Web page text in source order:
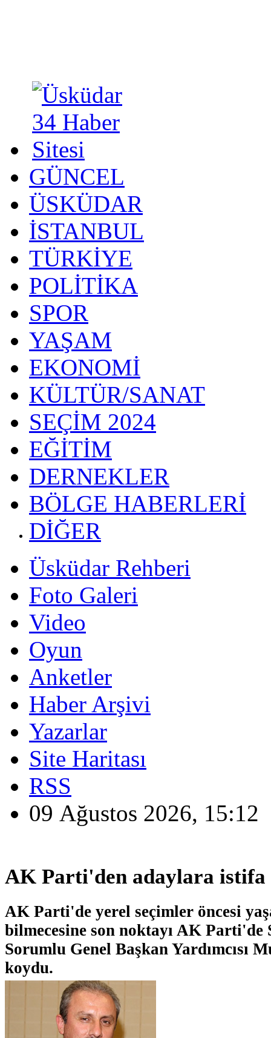
GÜNCEL
ÜSKÜDAR
İSTANBUL
TÜRKİYE
POLİTİKA
SPOR
YAŞAM
EKONOMİ
KÜLTÜR/SANAT
SEÇİM 2024
EĞİTİM
DERNEKLER
BÖLGE HABERLERİ
DİĞER
Üsküdar Rehberi
Foto Galeri
Video
Oyun
Anketler
Haber Arşivi
Yazarlar
Site Haritası
RSS
09 Ağustos 2026, 15:12
AK Parti'den adaylara istifa
AK Parti'de yerel seçimler öncesi
bilmecesine son noktayı AK Parti'de
Sorumlu Genel Başkan Yardımcısı
koydu.